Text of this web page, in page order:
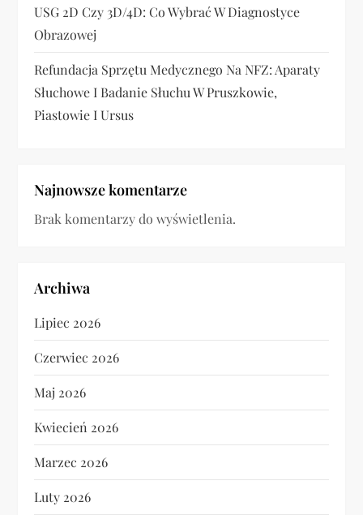
USG 2D Czy 3D/4D: Co Wybrać W Diagnostyce
Obrazowej
Refundacja Sprzętu Medycznego Na NFZ: Aparaty
Słuchowe I Badanie Słuchu W Pruszkowie,
Piastowie I Ursus
Najnowsze komentarze
Brak komentarzy do wyświetlenia.
Archiwa
Lipiec 2026
Czerwiec 2026
Maj 2026
Kwiecień 2026
Marzec 2026
Luty 2026